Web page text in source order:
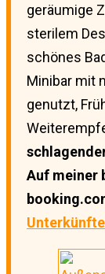
geräumige
sterilem
schönes
Minibar mit
genutzt,
Auf meiner